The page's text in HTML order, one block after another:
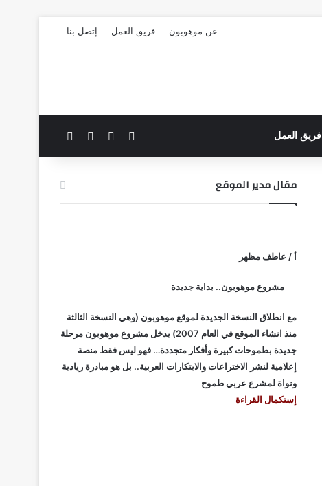
عن موهوبون فريق العمل إتصل بنا
فريق العمل فيسبوك الوضع المظلم
مقال مدير الموقع
أ / عاطف مظهر
مشروع موهوبون.. بداية جديدة
مع انطلاق النسخة الجديدة لموقع موهوبون (وهي النسخة الثالثة
منذ انشاء الموقع في العام 2007) يدخل مشروع موهوبون مرحلة
جديدة بطموحات كبيرة وأفكار متجددة… فهو ليس فقط منصة
إعلامية لنشر الاختراعات والابتكارات العربية.. بل هو مبادرة ريادية
ونواة لمشرع عربي طموح
إستكمال القراءة